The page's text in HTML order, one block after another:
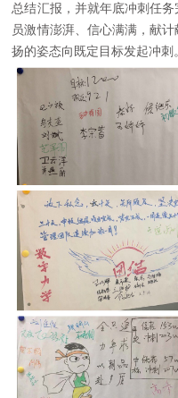
总结汇报，并就年底冲刺任
员激情澎湃、信心满满，献
扬的姿态向既定目标发起冲刺